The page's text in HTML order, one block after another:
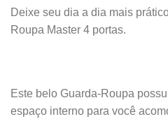
Deixe seu dia a dia mais
Roupa Master 4 portas.
Este belo Guarda-Roupa
espaço interno para você